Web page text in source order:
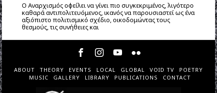
Ο Αναρχισμός οφείλει να γίνει πιο συγκεκριμένος, λιγότερο
καθαρά αντιπολιτευόμενος, ικανός να παρουσιαστεί ως ένα
αξιόπιστο πολιτισμικό σχέδιο, οικοδομώντας τους
θεσμούς, τις συνήθειες και
ABOUT THEORY EVENTS LOCAL GLOBAL VOID TV
POETRY
MUSIC
GALLERY LIBRARY PUBLICATIONS CONTACT